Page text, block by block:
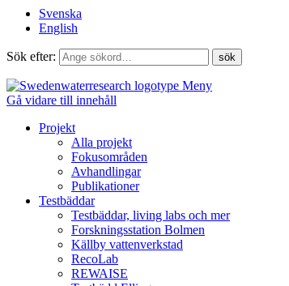
Svenska
English
Sök efter:
Meny
Gå vidare till innehåll
Projekt
Alla projekt
Fokusområden
Avhandlingar
Publikationer
Testbäddar
Testbäddar, living labs och mer
Forskningsstation Bolmen
Källby vattenverkstad
RecoLab
REWAISE